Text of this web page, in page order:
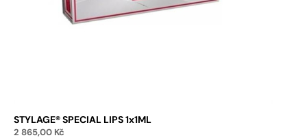
STYLAGE® SPECIAL LIPS 1x1ML
2 865,00 Kč